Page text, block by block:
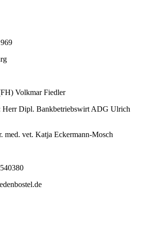
Volkmar Fiedler
Herr Dipl. Bankbetriebswirt ADG Ulrich
med. vet. Katja Eckermann-Mosch